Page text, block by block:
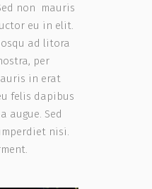
non mauris
eu in elit.
ad litora
per
in erat
felis dapibus
augue. Sed
nisi.